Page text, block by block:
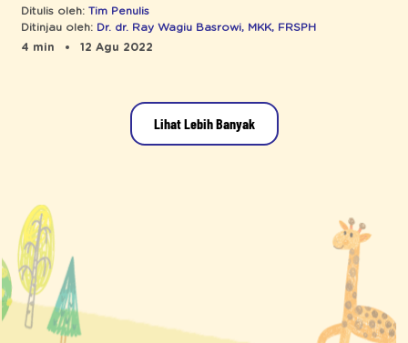
Ibu Hamil, Jangan Sering
Dilakukan, Ya!
Ditulis oleh: Tim Penulis
Ditinjau oleh: Dr. dr. Ray Wagiu Basrowi, MKK, FRSPH
4 min
12 Agu 2022
Lihat Lebih Banyak